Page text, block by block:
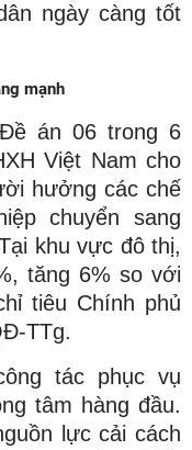
ngày càng tốt
mạnh
án 06 trong 6
Việt Nam cho
hưởng các chế
chuyển sang
khu vực đô thị,
tăng 6% so với
tiêu Chính phủ
TTg.
tác phục vụ
tâm hàng đầu.
lực cải cách